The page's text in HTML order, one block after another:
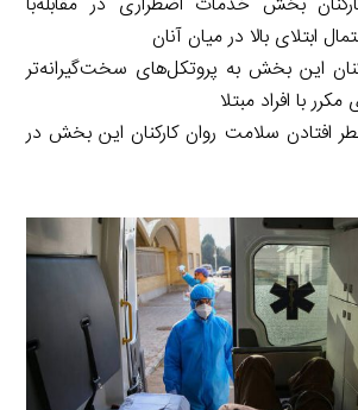
ابتلای بالا در میان آنان
این بخش به پروتکل‌های سخت‌گیرانه‌تر
با افراد مبتلا
افتادن سلامت روان کارکنان این بخش در